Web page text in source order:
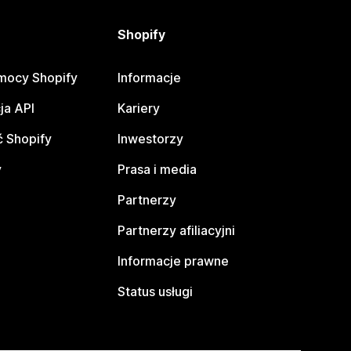
Shopify
API
Shopify
Shopify
Informacje
Kariery
Inwestorzy
Prasa i media
Partnerzy
Partnerzy afiliacyjni
Informacje prawne
Status usługi